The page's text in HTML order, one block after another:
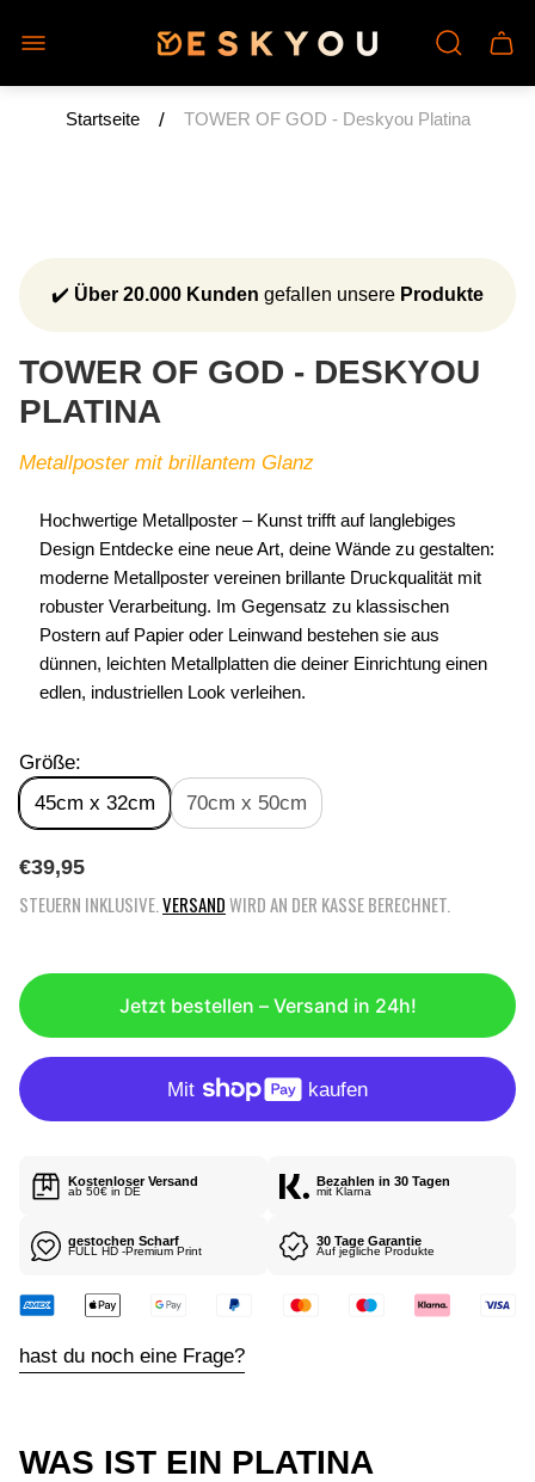
Laden-
Logo"
Startseite / TOWER OF GOD - Deskyou Platina
✔️ Über 20.000 Kunden gefallen unsere Produkte
TOWER OF GOD - DESKYOU
PLATINA
Metallposter mit brillantem Glanz
Hochwertige Metallposter – Kunst trifft auf langlebiges
Design Entdecke eine neue Art, deine Wände zu gestalten:
moderne Metallposter vereinen brillante Druckqualität mit
robuster Verarbeitung. Im Gegensatz zu klassischen
Postern auf Papier oder Leinwand bestehen sie aus
dünnen, leichten Metallplatten die deiner Einrichtung einen
edlen, industriellen Look verleihen.
Größe:
45cm x 32cm
70cm x 50cm
R
G
Ä
R
R
P
R
€39,95
STEUERN INKLUSIVE. VERSANDWIRD AN DER KASSE BERECHNET.
Jetzt bestellen – Versand in 24h!
Kostenloser Versand
ab 50€ in DE
Bezahlen in 30 Tagen
mit Klarna
gestochen Scharf
FULL HD -Premium Print
30 Tage Garantie
Auf jegliche Produkte
hast du noch eine Frage?
WAS IST EIN PLATINA